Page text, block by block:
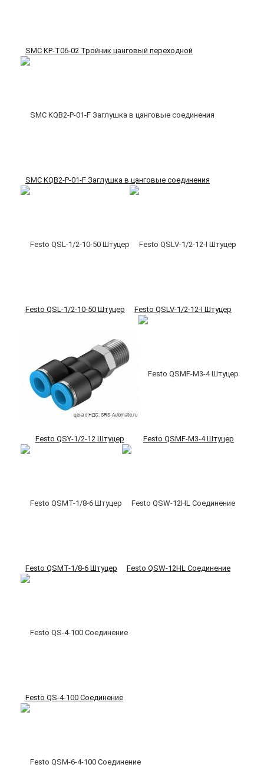
SMC KP-T06-02 Тройник цанговый переходной
SMC KQB2-P-01-F Заглушка в цанговые соединения
Festo QSL-1/2-10-50 Штуцер Festo QSLV-1/2-12-I Штуцер
Festo QSY-1/2-12 Штуцер Festo QSMF-M3-4 Штуцер
Festo QSMT-1/8-6 Штуцер Festo QSW-12HL Соединение
Festo QS-4-100 Соединение